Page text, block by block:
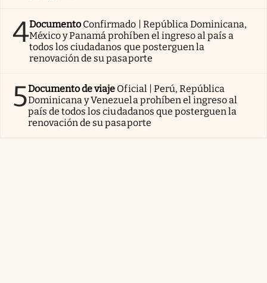
4Documento Confirmado | República Dominicana,
México y Panamá prohíben el ingreso al país a
todos los ciudadanos que posterguen la
renovación de su pasaporte
5Documento de viaje Oficial | Perú, República
Dominicana y Venezuela prohíben el ingreso al
país de todos los ciudadanos que posterguen la
renovación de su pasaporte